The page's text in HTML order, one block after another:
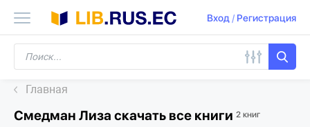
Вход/ Регистрация
Главная
Смедман Лиза скачать все книги 2 книг